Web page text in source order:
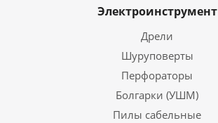
Электроинструмент
Дрели
Шуруповерты
Перфораторы
Болгарки (УШМ)
Пилы сабельные